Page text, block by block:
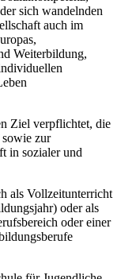
sich wandelnden
auch im
Weiterbildung,
Ziel verpflichtet, die
zur
in sozialer und
als Vollzeitunterricht
oder als
oder einer